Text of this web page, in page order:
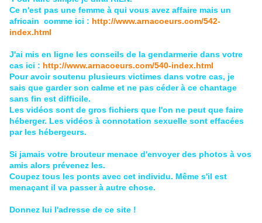
Ce n'est pas une femme à qui vous avez affaire mais un
africain comme ici : http://www.arnacoeurs.com/542-
index.html
J'ai mis en ligne les conseils de la gendarmerie dans votre
cas ici : http://www.arnacoeurs.com/540-index.html
Pour avoir soutenu plusieurs victimes dans votre cas, je
sais que garder son calme et ne pas céder à ce chantage
sans fin est difficile.
Les vidéos sont de gros fichiers que l'on ne peut que faire
héberger. Les vidéos à connotation sexuelle sont effacées
par les hébergeurs.
Si jamais votre brouteur menace d'envoyer des photos à vos
amis alors prévenez les.
Coupez tous les ponts avec cet individu. Même s'il est
menaçant il va passer à autre chose.
Donnez lui l'adresse de ce site !